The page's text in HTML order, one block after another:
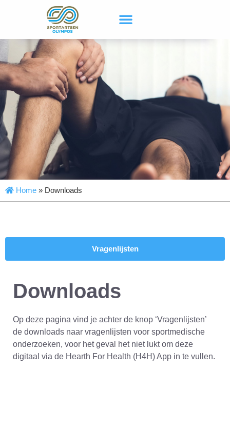
Home » Downloads
Vragenlijsten
Downloads
Op deze pagina vind je achter de knop ‘Vragenlijsten’
de downloads naar vragenlijsten voor sportmedische
onderzoeken, voor het geval het niet lukt om deze
digitaal via de Hearth For Health (H4H) App in te vullen.